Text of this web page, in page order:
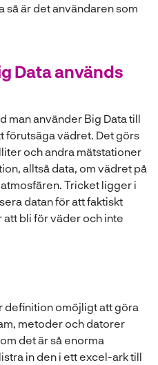
så är det användaren som
Data används
man använder Big Data till
förutsäga vädret. Det görs
och andra mätstationer
alltså data, om vädret på
Tricket ligger i
datan för att faktiskt
att bli för väder och inte
definition omöjligt att göra
metoder och datorer
det är så enorma
in den i ett excel-ark till